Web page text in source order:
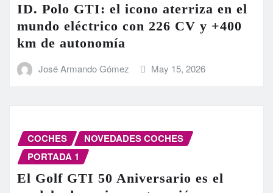
ID. Polo GTI: el icono aterriza en el
mundo eléctrico con 226 CV y +400
km de autonomía
José Armando Gómez May 15, 2026
COCHES
NOVEDADES COCHES
PORTADA 1
El Golf GTI 50 Aniversario es el